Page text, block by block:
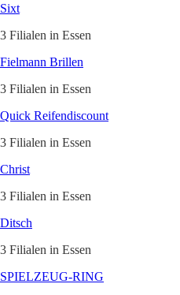
Sixt
3 Filialen in Essen
Fielmann Brillen
3 Filialen in Essen
Quick Reifendiscount
3 Filialen in Essen
Christ
3 Filialen in Essen
Ditsch
3 Filialen in Essen
SPIELZEUG-RING